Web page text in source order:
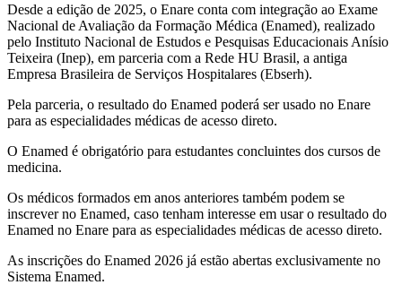
Desde a edição de 2025, o Enare conta com integração ao Exame
Nacional de Avaliação da Formação Médica (Enamed), realizado
pelo Instituto Nacional de Estudos e Pesquisas Educacionais Anísio
Teixeira (Inep), em parceria com a Rede HU Brasil, a antiga
Empresa Brasileira de Serviços Hospitalares (Ebserh).
Pela parceria, o resultado do Enamed poderá ser usado no Enare
para as especialidades médicas de acesso direto.
O Enamed é obrigatório para estudantes concluintes dos cursos de
medicina.
Os médicos formados em anos anteriores também podem se
inscrever no Enamed, caso tenham interesse em usar o resultado do
Enamed no Enare para as especialidades médicas de acesso direto.
As inscrições do Enamed 2026 já estão abertas exclusivamente no
Sistema Enamed.